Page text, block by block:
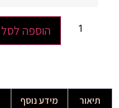
הוספה לסל
תיאור מידע נוסף